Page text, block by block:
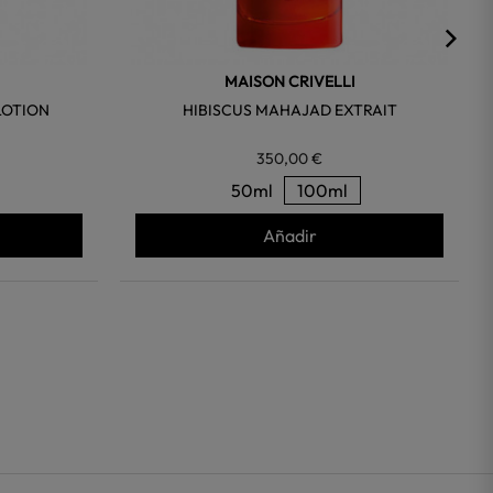
MAISON CRIVELLI
HIBISCUS MAHAJAD EXTRAIT
350,00 €
50ml 100ml
Añadir